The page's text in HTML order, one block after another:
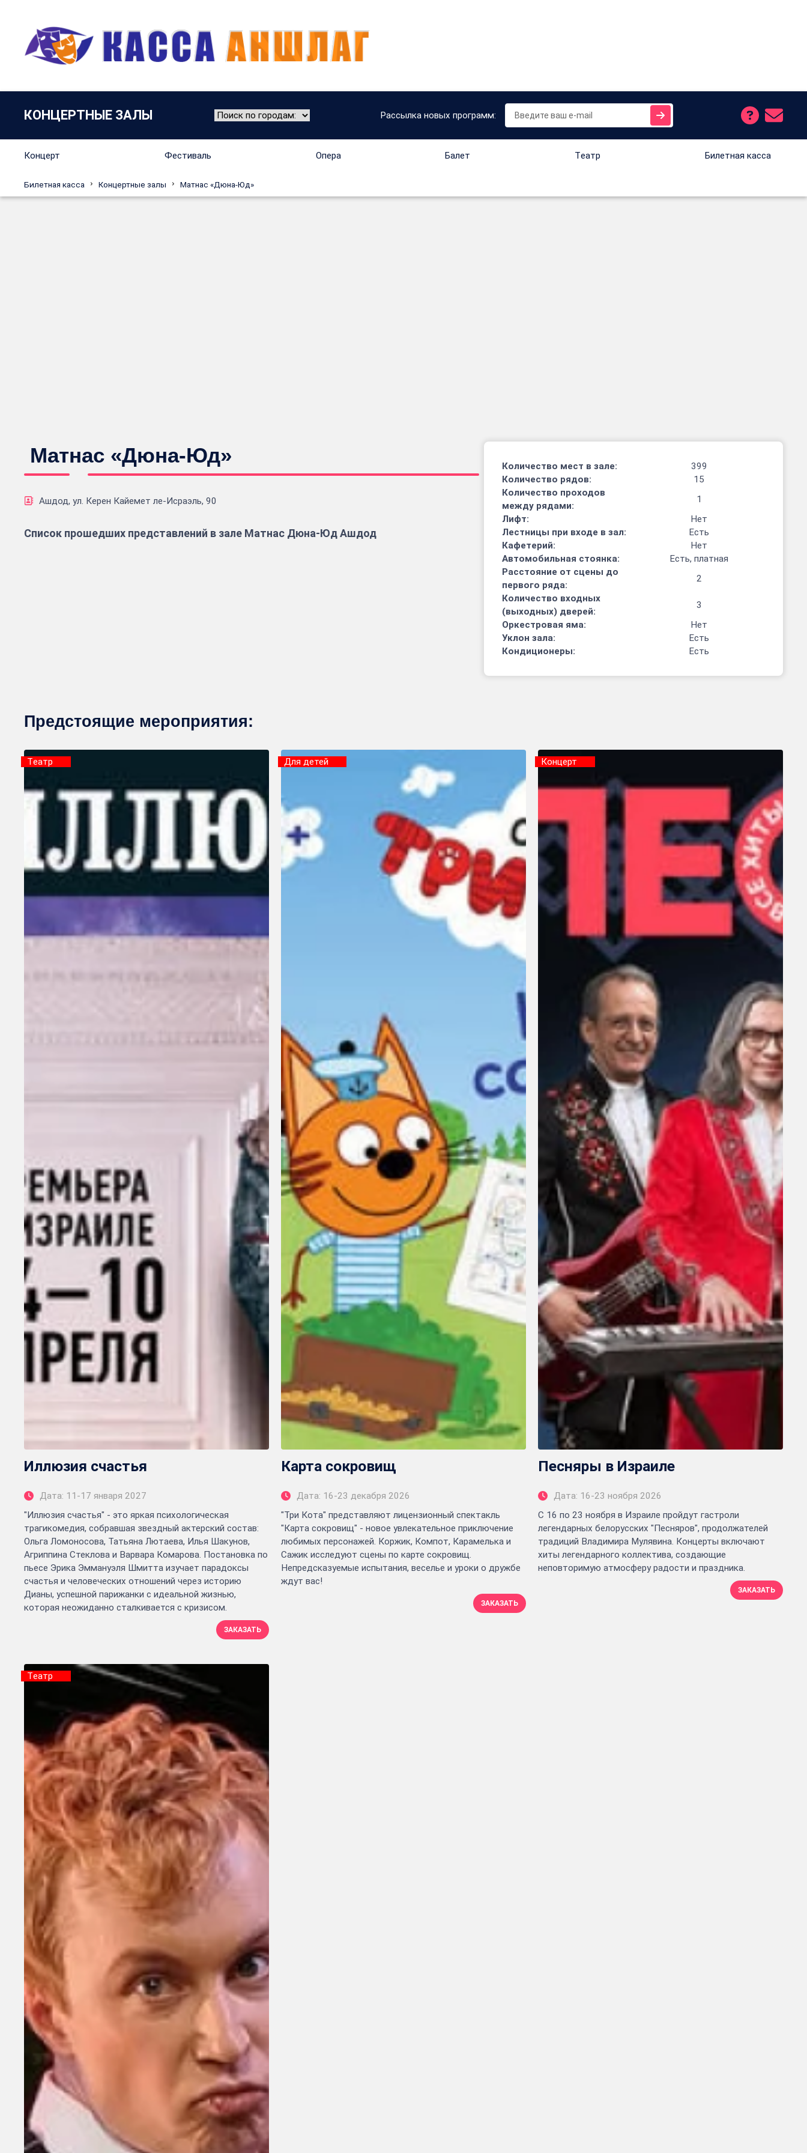
КОНЦЕРТНЫЕ ЗАЛЫ Рассылка новых программ:
Концерт Фестиваль Опера Балет Tеатр Билетная касса
Билетная касса Концертные залы Матнас «Дюна-Юд»
Матнас «Дюна-Юд»
Ашдод, ул. Керен Кайемет ле-Исраэль, 90
Список прошедших представлений в зале Матнас Дюна-Юд Ашдод
Количество мест в зале:
399
Количество рядов:
15
Количество проходов
между рядами:
1
Лифт:
Нет
Лестницы при входе в зал:
Есть
Кафетерий:
Нет
Автомобильная стоянка:
Есть, платная
Расстояние от сцены до
первого ряда:
2
Количество входных
(выходных) дверей:
3
Оркестровая яма:
Нет
Уклон зала:
Есть
Кондиционеры:
Есть
Предстоящие мероприятия:
Tеатр
Иллюзия счастья
Дата: 11-17 января 2027
"Иллюзия счастья" - это яркая психологическая
трагикомедия, собравшая звездный актерский состав:
Ольга Ломоносова, Татьяна Лютаева, Илья Шакунов,
Агриппина Стеклова и Варвара Комарова. Постановка по
пьесе Эрика Эммануэля Шмитта изучает парадоксы
счастья и человеческих отношений через историю
Дианы, успешной парижанки с идеальной жизнью,
которая неожиданно сталкивается с кризисом.
ЗАКАЗАТЬ
Для детей
Карта сокровищ
Дата: 16-23 декабря 2026
"Три Кота" представляют лицензионный спектакль
"Карта сокровищ" - новое увлекательное приключение
любимых персонажей. Коржик, Компот, Карамелька и
Сажик исследуют сцены по карте сокровищ.
Непредсказуемые испытания, веселье и уроки о дружбе
ждут вас!
ЗАКАЗАТЬ
Концерт
Песняры в Израиле
Дата: 16-23 ноября 2026
С 16 по 23 ноября в Израиле пройдут гастроли
легендарных белорусских "Песняров", продолжателей
традиций Владимира Мулявина. Концерты включают
хиты легендарного коллектива, создающие
неповторимую атмосферу радости и праздника.
ЗАКАЗАТЬ
Tеатр